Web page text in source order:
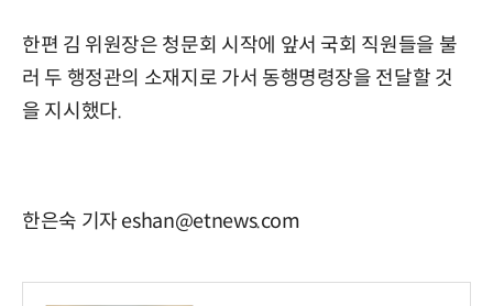
한편 김 위원장은 청문회 시작에 앞서 국회 직원들을 불
러 두 행정관의 소재지로 가서 동행명령장을 전달할 것
을 지시했다.
한은숙 기자 eshan@etnews.com